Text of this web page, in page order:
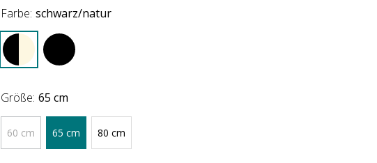
Farbe: schwarz/natur
Größe: 65 cm
60 cm 65 cm 80 cm